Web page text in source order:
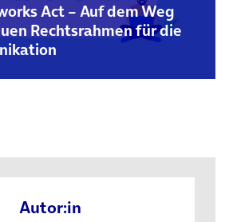
Act – Auf dem Weg
Rechtsrahmen für die
blättern
weiter blättern
Autor:in